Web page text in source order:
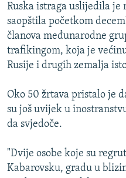
POPLAVE I KLIZIŠTA U BIH 2024.
TV LIBERTY
POST SCRIPTUM
TRI DECENIJE OD RATA U BIH
SVE KARTE DEJTONA
Sve RFE/RL stranice
Ruska istraga uslijedila je
saopštila početkom
članova međunarodne
trafikingom, koja je
Rusije i drugih zemalja
Oko 50 žrtava pristalo je
su još uvijek u
da svjedoče.
"Dvije osobe koje su
Kabarovsku, gradu u